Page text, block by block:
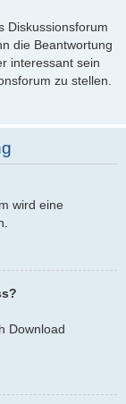
Diskussionsforum
die Beantwortung
interessant sein
zu stellen.
wird eine
Download